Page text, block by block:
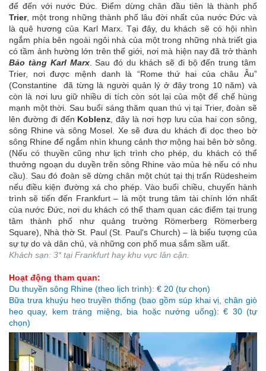
để đến với nước Đức. Điểm dừng chân đầu tiên là thành phố
Trier, một trong những thành phố lâu đời nhất của nước Đức và
là quê hương của Karl Marx. Tại đây, du khách sẽ có hội nhìn
ngắm phía bên ngoài ngôi nhà của một trong những nhà triết gia
có tầm ảnh hường lớn trên thế giới, nơi mà hiện nay đã trở thành
Bảo tàng Karl Marx. Sau đó du khách sẽ đi bộ đến trung tâm
Trier, nơi được mệnh danh là “Rome thứ hai của châu Âu”
(Constantine đã từng là người quản lý ở đây trong 10 năm) và
còn là nơi lưu giữ nhiều di tích còn sót lại của một đế chế hùng
mạnh một thời. Sau buổi sáng thăm quan thú vị tại Trier, đoàn sẽ
lên đường đi đến Koblenz , đây là nơi hợp lưu của hai con sông,
sông Rhine và sông Mosel. Xe sẽ đưa du khách đi dọc theo bờ
sông Rhine để ngắm nhìn khung cảnh thơ mộng hai bên bờ sông.
(Nếu có thuyền cũng như lịch trình cho phép, du khách có thể
thưởng ngoạn du duyền trên sông Rhine vào mùa hè nếu có nhu
cầu). Sau đó đoàn sẽ dừng chân một chút tại thị trấn Rüdesheim
nếu điều kiện đường xá cho phép. Vào buổi chiều, chuyến hành
trình sẽ tiến đến Frankfurt – là một trung tâm tài chính lớn nhất
của nước Đức, nơi du khách có thể tham quan các điểm tại trung
tâm thành phố như quảng trường Römerberg Römerberg
Square), Nhà thờ St. Paul (St. Paul's Church) – là biểu tượng của
sự tự do và dân chủ, và những con phố mua sắm sầm uất.
Khách sạn: 3* tại Frankfurt hay khu vực lân cận.
Hoạt động tham quan:
Du thuyền sông Rhine (theo lịch trình): € 20 (tự chọn)
Bữa trưa khuỷu heo truyền thống (bao gồm súp khai vị, chân giò
heo quay, kem tráng miệng, bia hoặc nướng uống): € 30 (tự
chọn)